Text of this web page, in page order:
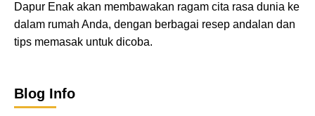
Dapur Enak akan membawakan ragam cita rasa dunia ke
dalam rumah Anda, dengan berbagai resep andalan dan
tips memasak untuk dicoba.
Blog Info